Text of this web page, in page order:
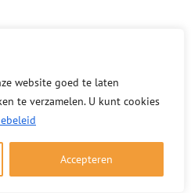
website goed te laten
te verzamelen. U kunt cookies
Accepteren
een warm haardvuur. Met
en verantwoord stoken
alleen droog en schoon